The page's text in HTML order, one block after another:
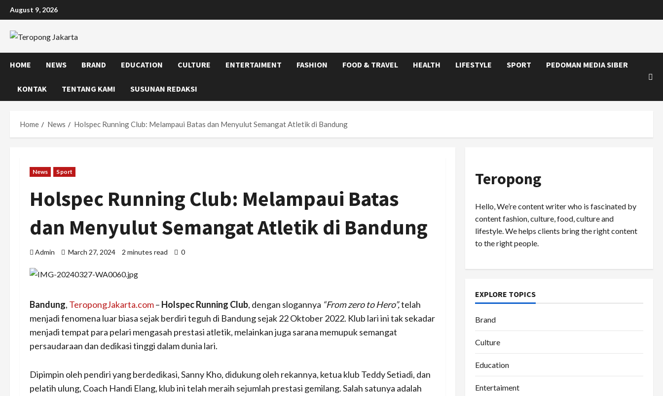
Skip
to
content
August 9, 2026
HOME NEWS BRAND EDUCATION CULTURE ENTERTAIMENT FASHION FOOD & TRAVEL HEALTH LIFESTYLE SPORT PEDOMAN MEDIA SIBER
KONTAK TENTANG KAMI SUSUNAN REDAKSI
Home News Holspec Running Club: Melampaui Batas dan Menyulut Semangat Atletik di Bandung
News Sport
Holspec Running Club: Melampaui Batas
dan Menyulut Semangat Atletik di Bandung
Admin March 27, 2024 2 minutes read 0
Bandung, TeropongJakarta.com– Holspec Running Club, dengan slogannya “From zero to Hero”,telah
menjadi fenomena luar biasa sejak berdiri teguh di Bandung sejak 22 Oktober 2022. Klub lari ini tak sekadar
menjadi tempat para pelari mengasah prestasi atletik, melainkan juga sarana memupuk semangat
persaudaraan dan dedikasi tinggi dalam dunia lari.
Dipimpin oleh pendiri yang berdedikasi, Sanny Kho, didukung oleh rekannya, ketua klub Teddy Setiadi, dan
pelatih ulung, Coach Handi Elang, klub ini telah meraih sejumlah prestasi gemilang. Salah satunya adalah
Teropong
Hello, We’re content writer who is fascinated by
content fashion, culture, food, culture and
lifestyle. We helps clients bring the right content
to the right people.
EXPLORE TOPICS
Brand
Culture
Education
Entertaiment